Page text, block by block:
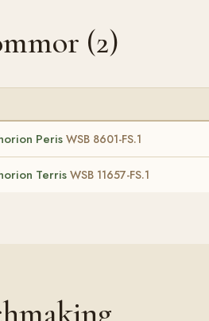
(2)
Peris WSB 8601-FS.1
Terris WSB 11657-FS.1